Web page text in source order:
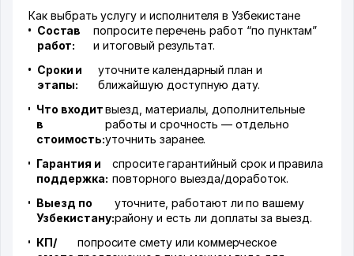
Как выбрать услугу и исполнителя в Узбекистане
Состав
работ:
попросите перечень работ “по пунктам”
и итоговый результат.
Сроки и
этапы:
уточните календарный план и
ближайшую доступную дату.
Что входит
в
стоимость:
выезд, материалы, дополнительные
работы и срочность — отдельно
уточнить заранее.
Гарантия и
поддержка:
спросите гарантийный срок и правила
повторного выезда/доработок.
Выезд по
Узбекистану:
уточните, работают ли по вашему
району и есть ли доплаты за выезд.
КП/
попросите смету или коммерческое